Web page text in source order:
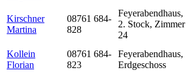
Kirschner
Martina
08761 684-
828
Feyerabendhaus,
2. Stock, Zimmer
24
Kollein
Florian
08761 684-
823
Feyerabendhaus,
Erdgeschoss